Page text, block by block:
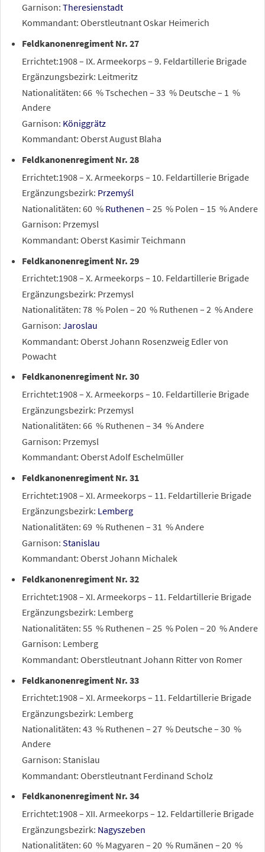
Garnison: Theresienstadt
Kommandant: Oberstleutnant Oskar Heimerich
Feldkanonenregiment Nr. 27
Errichtet:1908 – IX. Armeekorps – 9. Feldartillerie Brigade
Ergänzungsbezirk: Leitmeritz
Nationalitäten: 66 % Tschechen – 33 % Deutsche – 1 %
Andere
Garnison: Königgrätz
Kommandant: Oberst August Blaha
Feldkanonenregiment Nr. 28
Errichtet:1908 – X. Armeekorps – 10. Feldartillerie Brigade
Ergänzungsbezirk: Przemyśl
Nationalitäten: 60 % Ruthenen – 25 % Polen – 15 % Andere
Garnison: Przemysl
Kommandant: Oberst Kasimir Teichmann
Feldkanonenregiment Nr. 29
Errichtet:1908 – X. Armeekorps – 10. Feldartillerie Brigade
Ergänzungsbezirk: Przemysl
Nationalitäten: 78 % Polen – 20 % Ruthenen – 2 % Andere
Garnison: Jaroslau
Kommandant: Oberst Johann Rosenzweig Edler von
Powacht
Feldkanonenregiment Nr. 30
Errichtet:1908 – X. Armeekorps – 10. Feldartillerie Brigade
Ergänzungsbezirk: Przemysl
Nationalitäten: 66 % Ruthenen – 34 % Andere
Garnison: Przemysl
Kommandant: Oberst Adolf Eschelmüller
Feldkanonenregiment Nr. 31
Errichtet:1908 – XI. Armeekorps – 11. Feldartillerie Brigade
Ergänzungsbezirk: Lemberg
Nationalitäten: 69 % Ruthenen – 31 % Andere
Garnison: Stanislau
Kommandant: Oberst Johann Michalek
Feldkanonenregiment Nr. 32
Errichtet:1908 – XI. Armeekorps – 11. Feldartillerie Brigade
Ergänzungsbezirk: Lemberg
Nationalitäten: 55 % Ruthenen – 25 % Polen – 20 % Andere
Garnison: Lemberg
Kommandant: Oberstleutnant Johann Ritter von Romer
Feldkanonenregiment Nr. 33
Errichtet:1908 – XI. Armeekorps – 11. Feldartillerie Brigade
Ergänzungsbezirk: Lemberg
Nationalitäten: 43 % Ruthenen – 27 % Deutsche – 30 %
Andere
Garnison: Stanislau
Kommandant: Oberstleutnant Ferdinand Scholz
Feldkanonenregiment Nr. 34
Errichtet:1908 – XII. Armeekorps – 12. Feldartillerie Brigade
Ergänzungsbezirk: Nagyszeben
Nationalitäten: 60 % Magyaren – 20 % Rumänen – 20 %